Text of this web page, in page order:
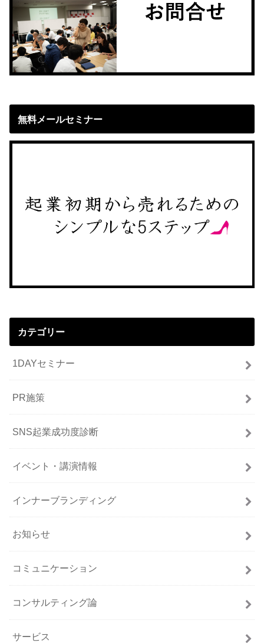
無料メールセミナー
カテゴリー
1DAYセミナー
PR施策
SNS起業成功度診断
イベント・講演情報
インナーブランディング
お知らせ
コミュニケーション
コンサルティング論
サービス